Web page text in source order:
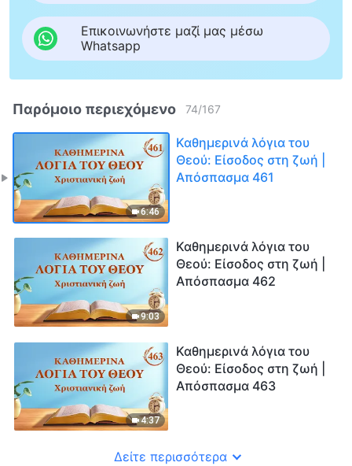
Επικοινωνήστε μαζί μας μέσω
Whatsapp
Παρόμοιο περιεχόμενο 74/167
6:46
Καθημερινά λόγια του
Θεού: Είσοδος στη ζωή |
Απόσπασμα 461
9:03
Καθημερινά λόγια του
Θεού: Είσοδος στη ζωή |
Απόσπασμα 462
4:37
Καθημερινά λόγια του
Θεού: Είσοδος στη ζωή |
Απόσπασμα 463
Δείτε περισσότερα